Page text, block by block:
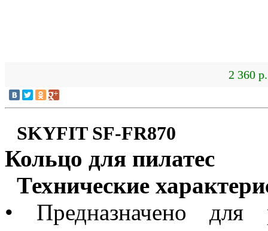
2 360 р.
SKYFIT SF-FR870
Кольцо для пилатес
Технические
• Предназначено для